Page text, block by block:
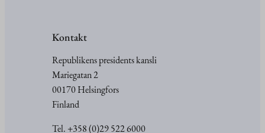
Kontakt
Republikens presidents kansli
Mariegatan 2
00170 Helsingfors
Finland
Tel. +358 (0)29 522 6000